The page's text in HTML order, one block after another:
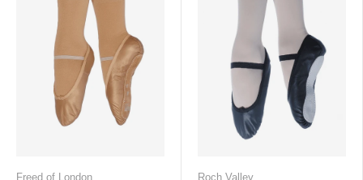
Freed of London Roch Valley